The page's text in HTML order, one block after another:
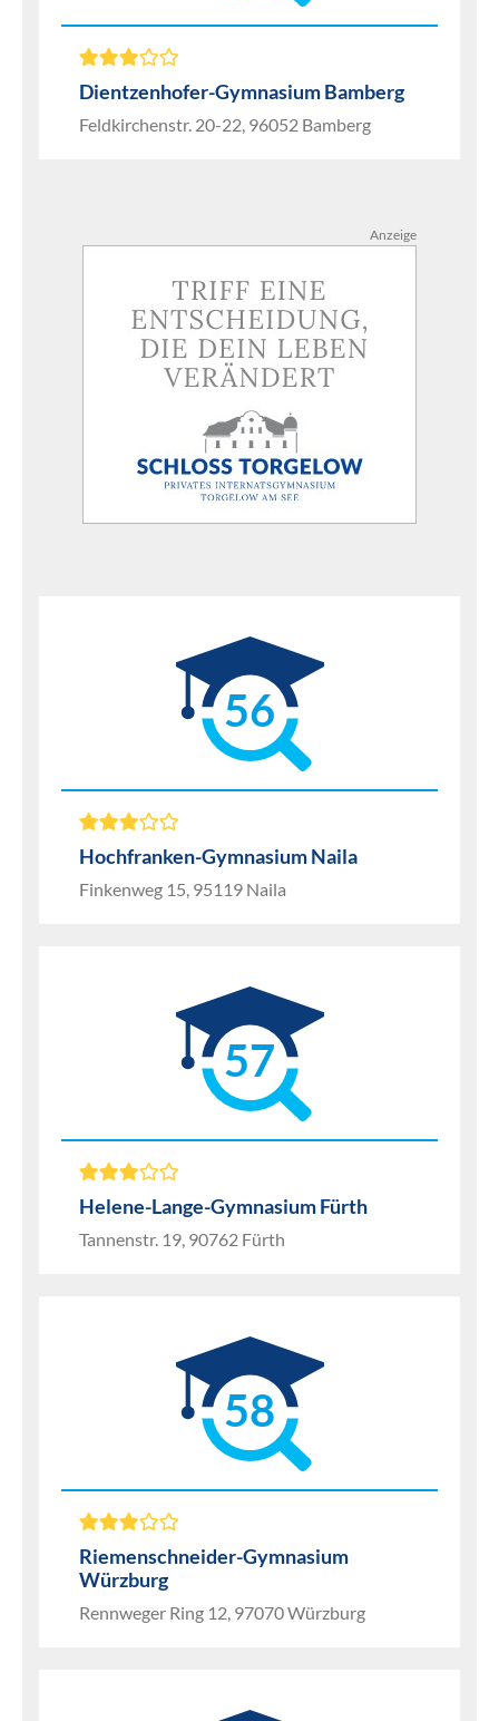
Dientzenhofer-Gymnasium Bamberg
Feldkirchenstr. 20-22, 96052 Bamberg
Anzeige
56
Hochfranken-Gymnasium Naila
Finkenweg 15, 95119 Naila
57
Helene-Lange-Gymnasium Fürth
Tannenstr. 19, 90762 Fürth
58
Riemenschneider-Gymnasium
Würzburg
Rennweger Ring 12, 97070 Würzburg